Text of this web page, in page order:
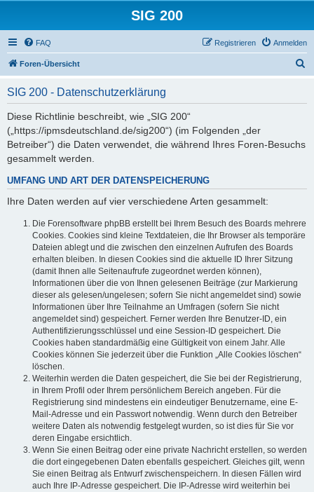
SIG 200
FAQ Anmelden
Registrieren
Foren-Übersicht
SIG 200 - Datenschutzerklärung
Diese Richtlinie beschreibt, wie „SIG 200“
(„https://ipmsdeutschland.de/sig200“) (im Folgenden „der
Betreiber“) die Daten verwendet, die während Ihres Foren-Besuchs
gesammelt werden.
UMFANG UND ART DER DATENSPEICHERUNG
Ihre Daten werden auf vier verschiedene Arten gesammelt:
Die Forensoftware phpBB erstellt bei Ihrem Besuch des Boards mehrere
Cookies. Cookies sind kleine Textdateien, die Ihr Browser als temporäre
Dateien ablegt und die zwischen den einzelnen Aufrufen des Boards
erhalten bleiben. In diesen Cookies sind die aktuelle ID Ihrer Sitzung
(damit Ihnen alle Seitenaufrufe zugeordnet werden können),
Informationen über die von Ihnen gelesenen Beiträge (zur Markierung
dieser als gelesen/ungelesen; sofern Sie nicht angemeldet sind) sowie
Informationen über Ihre Teilnahme an Umfragen (sofern Sie nicht
angemeldet sind) gespeichert. Ferner werden Ihre Benutzer-ID, ein
Authentifizierungsschlüssel und eine Session-ID gespeichert. Die
Cookies haben standardmäßig eine Gültigkeit von einem Jahr. Alle
Cookies können Sie jederzeit über die Funktion „Alle Cookies löschen“
löschen.
Weiterhin werden die Daten gespeichert, die Sie bei der Registrierung,
in Ihrem Profil oder Ihrem persönlichem Bereich angeben. Für die
Registrierung sind mindestens ein eindeutiger Benutzername, eine E-
Mail-Adresse und ein Passwort notwendig. Wenn durch den Betreiber
weitere Daten als notwendig festgelegt wurden, so ist dies für Sie vor
deren Eingabe ersichtlich.
Wenn Sie einen Beitrag oder eine private Nachricht erstellen, so werden
die dort eingegebenen Daten ebenfalls gespeichert. Gleiches gilt, wenn
Sie einen Beitrag als Entwurf zwischenspeichern. In diesen Fällen wird
auch Ihre IP-Adresse gespeichert. Die IP-Adresse wird weiterhin bei